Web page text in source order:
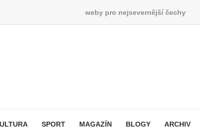
weby pro nejsevernější čechy
SPORT MAGAZÍN BLOGY ARCHIV